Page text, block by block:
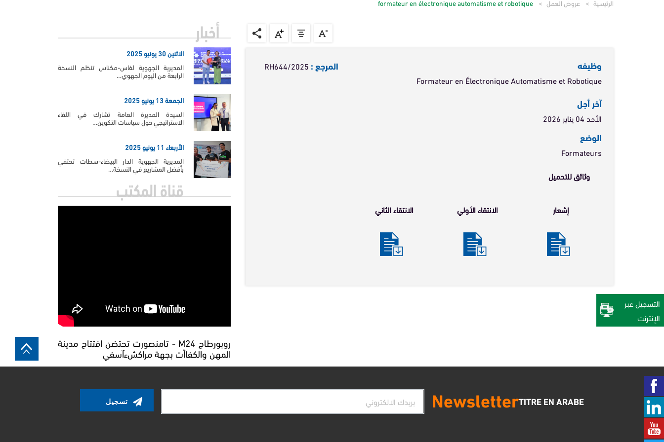
الأسئلة المتداولة القانون الداخلي تواصل معنا الرئيسية عروض العمل formateur en électronique automatisme et robotique
وظيفه
Formateur en Électronique Automatisme et Robotique
المرجع : RH644/2025
آخر أجل
الأحد 04 يناير 2026
الوضع
Formateurs
وثائق للتحميل
إشعار الانتقاء الأولي الانتقاء الثاني
أخبار
الاثنين 30 يونيو 2025
المديرية الجهوية لفاس-مكناس تنظم النسخة
الرابعة من اليوم الجهوي…
الجمعة 13 يونيو 2025
السيدة المديرة العامة تشارك في اللقاء
الاستراتيجي حول سياسات التكوين…
الأربعاء 11 يونيو 2025
المديرية الجهوية الدار البيضاء-سطات تحتفي
بأفضل المشاريع في النسخة…
قناة المكتب
روبورطاج M24 - تامنصورت تحتضن افتتاح مدينة
المهن والكفاأت بجهة مراكشءآسفي
TITRE EN ARABE
Newsletterالإلكتروني
التسجيل عبر
الإنترنت‎